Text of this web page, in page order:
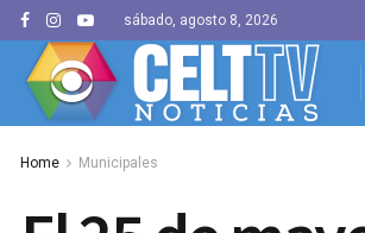
sábado, agosto 8, 2026
Home Municipales